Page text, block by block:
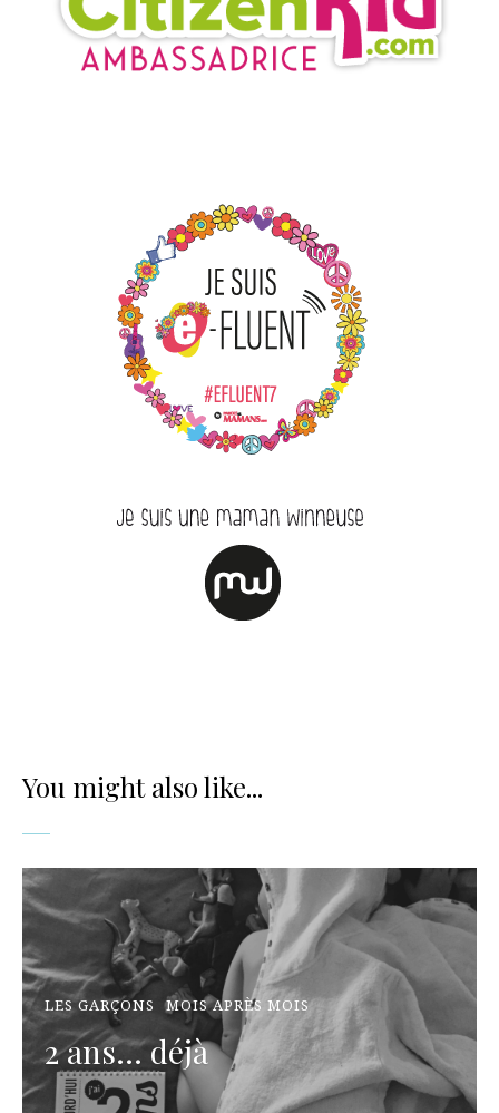
You might also like...
LES GARÇONS MOIS APRÈS MOIS
2 ans... déjà